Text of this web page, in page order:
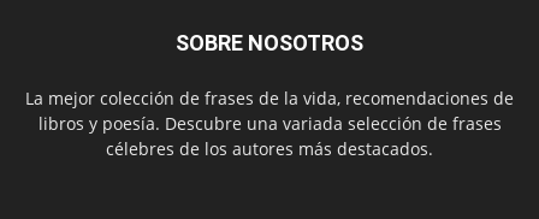
SOBRE NOSOTROS
La mejor colección de frases de la vida, recomendaciones de
libros y poesía. Descubre una variada selección de frases
célebres de los autores más destacados.